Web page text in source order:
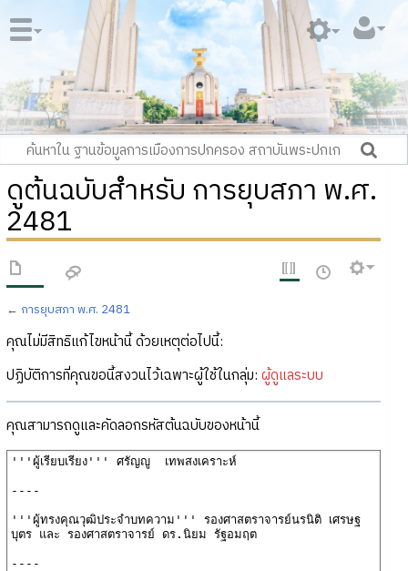
ดูต้นฉบับสำหรับ การยุบสภา พ.ศ.
2481
← การยุบสภา พ.ศ. 2481
คุณไม่มีสิทธิแก้ไขหน้านี้ ด้วยเหตุต่อไปนี้:
ปฏิบัติการที่คุณขอนี้สงวนไว้เฉพาะผู้ใช้ในกลุ่ม: ผู้ดูแลระบบ
คุณสามารถดูและคัดลอกรหัสต้นฉบับของหน้านี้